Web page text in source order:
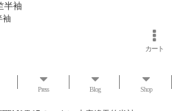
半袖
袖
カート
Press Blog Shop